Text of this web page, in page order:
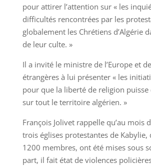
pour attirer l’attention sur « les
difficultés rencontrées par les
globalement les Chrétiens d’Algérie
de leur culte. »
Il a invité le ministre de l’Europe et
étrangères à lui présenter « les
pour que la liberté de religion puisse
sur tout le territoire algérien. »
François Jolivet rappelle qu’au mois
trois églises protestantes de Kabylie,
1200 membres, ont été mises sous
part, il fait état de violences